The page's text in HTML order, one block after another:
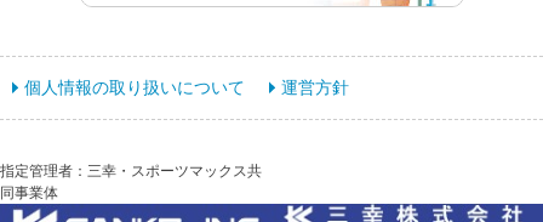
個人情報の取り扱いについて 運営方針
指定管理者：三幸・スポーツマックス共
同事業体